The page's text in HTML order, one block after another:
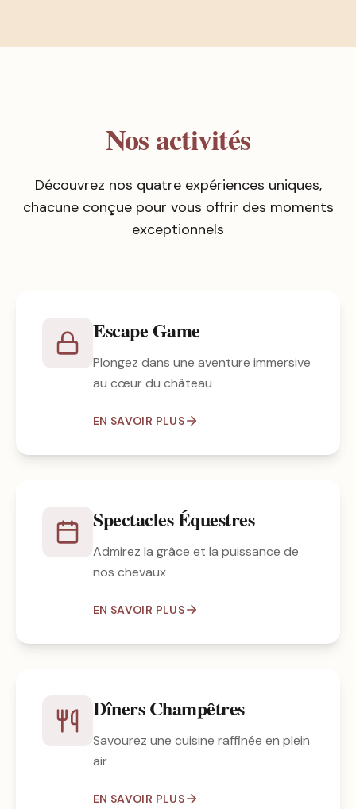
Nos activités
Découvrez nos quatre expériences uniques,
chacune conçue pour vous offrir des moments
exceptionnels
Escape Game
Plongez dans une aventure immersive
au cœur du château
EN SAVOIR PLUS
Spectacles Équestres
Admirez la grâce et la puissance de
nos chevaux
EN SAVOIR PLUS
Dîners Champêtres
Savourez une cuisine raffinée en plein
air
EN SAVOIR PLUS